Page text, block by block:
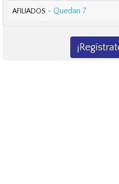
AFILIADOS - Quedan 7